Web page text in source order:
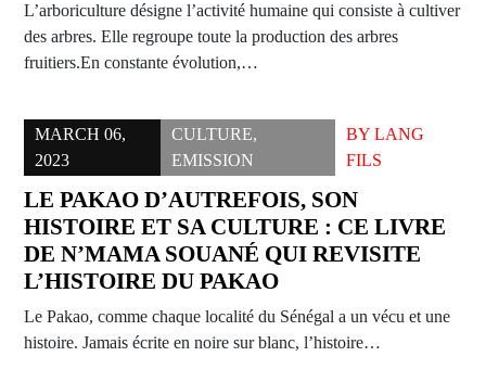
L’arboriculture désigne l’activité humaine qui consiste à cultiver
des arbres. Elle regroupe toute la production des arbres
fruitiers.En constante évolution,…
MARCH 06,
2023
CULTURE,
EMISSION
BYLANG
FILS
LE PAKAO D’AUTREFOIS, SON
HISTOIRE ET SA CULTURE : CE LIVRE
DE N’MAMA SOUANÉ QUI REVISITE
L’HISTOIRE DU PAKAO
Le Pakao, comme chaque localité du Sénégal a un vécu et une
histoire. Jamais écrite en noire sur blanc, l’histoire…